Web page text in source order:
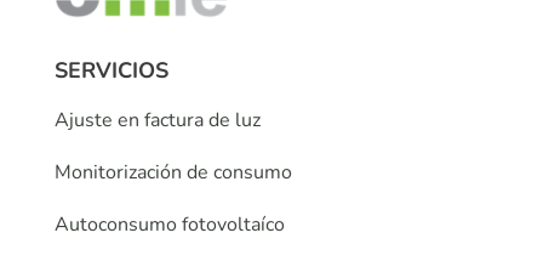
SERVICIOS
Ajuste en factura de luz
Monitorización de consumo
Autoconsumo fotovoltaíco